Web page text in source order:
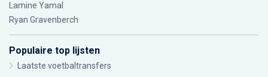
Lamine Yamal
Ryan Gravenberch
Populaire top lijsten
Laatste voetbaltransfers